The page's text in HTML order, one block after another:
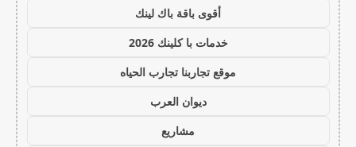
أقوى باقة باك لينك
خدمات با كلينك 2026
موقع تجاربنا تجارب الحياه
ديوان العرب
مشاريع